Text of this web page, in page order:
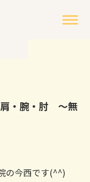
肩・腕・肘 ～無
の今西です(^^)